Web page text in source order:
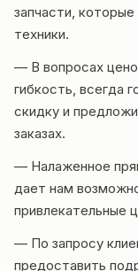
запчасти,
техники.
— В вопросах
гибкость, всегда
скидку и
заказах.
— Налаженное
дает нам
привлекательные
— По запросу
предоставить